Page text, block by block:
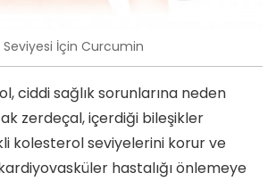
İçin Curcumin
ciddi sağlık sorunlarına neden
zerdeçal, içerdiği bileşikler
kolesterol seviyelerini korur ve
hastalığı önlemeye